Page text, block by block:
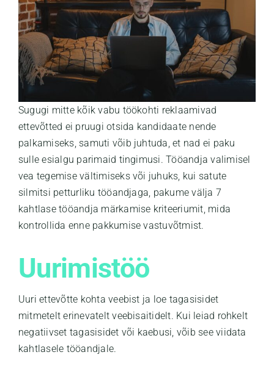
Sugugi mitte kõik vabu töökohti reklaamivad
ettevõtted ei pruugi otsida kandidaate nende
palkamiseks, samuti võib juhtuda, et nad ei paku
sulle esialgu parimaid tingimusi. Tööandja valimisel
vea tegemise vältimiseks või juhuks, kui satute
silmitsi petturliku tööandjaga, pakume välja 7
kahtlase tööandja märkamise kriteeriumit, mida
kontrollida enne pakkumise vastuvõtmist.
Uurimistöö
Uuri ettevõtte kohta veebist ja loe tagasisidet
mitmetelt erinevatelt veebisaitidelt. Kui leiad rohkelt
negatiivset tagasisidet või kaebusi, võib see viidata
kahtlasele tööandjale.